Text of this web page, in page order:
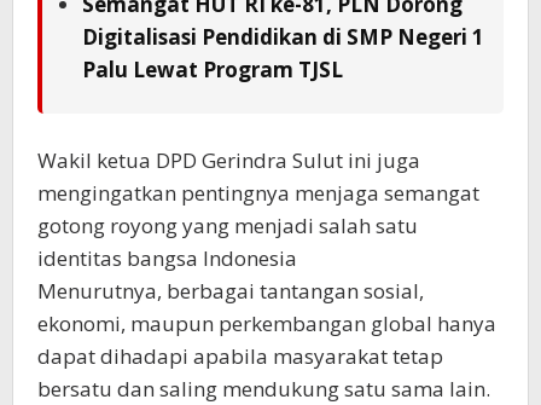
Digitalisasi Pendidikan di SMP Negeri 1
Palu Lewat Program TJSL
Wakil ketua DPD Gerindra Sulut ini juga
mengingatkan pentingnya menjaga semangat
gotong royong yang menjadi salah satu
identitas bangsa Indonesia
Menurutnya, berbagai tantangan sosial,
ekonomi, maupun perkembangan global hanya
dapat dihadapi apabila masyarakat tetap
bersatu dan saling mendukung satu sama lain.